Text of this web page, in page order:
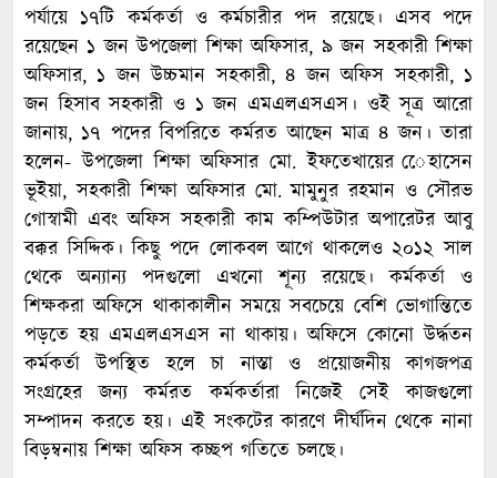
পর্যায়ে ১৭টি কর্মকর্তা ও কর্মচারীর পদ রয়েছে। এসব পদে
রয়েছেন ১ জন উপজেলা শিক্ষা অফিসার, ৯ জন সহকারী শিক্ষা
অফিসার, ১ জন উচ্চমান সহকারী, ৪ জন অফিস সহকারী, ১
জন হিসাব সহকারী ও ১ জন এমএলএসএস। ওই সূত্র আরো
জানায়, ১৭ পদের বিপরিতে কর্মরত আছেন মাত্র ৪ জন। তারা
হলেন- উপজেলা শিক্ষা অফিসার মো. ইফতেখায়ের েেহাসেন
ভূইয়া, সহকারী শিক্ষা অফিসার মো. মামুনুর রহমান ও সৌরভ
গোস্বামী এবং অফিস সহকারী কাম কম্পিউটার অপারেটর আবু
বক্কর সিদ্দিক। কিছু পদে লোকবল আগে থাকলেও ২০১২ সাল
থেকে অন্যান্য পদগুলো এখনো শূন্য রয়েছে। কর্মকর্তা ও
শিক্ষকরা অফিসে থাকাকালীন সময়ে সবচেয়ে বেশি ভোগান্তিতে
পড়তে হয় এমএলএসএস না থাকায়। অফিসে কোনো উর্দ্ধতন
কর্মকর্তা উপস্থিত হলে চা নাস্তা ও প্রয়োজনীয় কাগজপত্র
সংগ্রহের জন্য কর্মরত কর্মকর্তারা নিজেই সেই কাজগুলো
সম্পাদন করতে হয়। এই সংকটের কারণে দীর্ঘদিন থেকে নানা
বিড়ম্বনায় শিক্ষা অফিস কচ্ছপ গতিতে চলছে।